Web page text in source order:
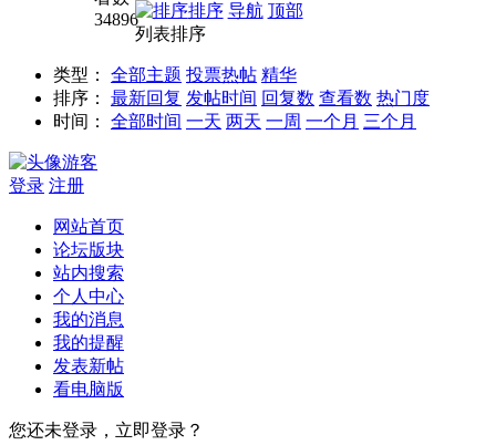
令营
开幕
34896 排序 导航 顶部
列表排序
类型： 全部主题 投票热帖 精华
排序：
最新回复 发帖时间 回复数 查看数 热门度
时间：
全部时间 一天 两天 一周 一个月 三个月
游客
登录 注册
网站首页
论坛版块
站内搜索
个人中心
我的消息
我的提醒
发表新帖
看电脑版
您还未登录，立即登录？